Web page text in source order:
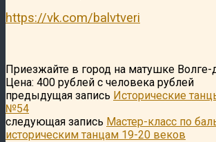
https://vk.com/balvtveri
Приезжайте в город на матушке
Цена: 400 рублей с человека рублей
предыдущая запись Исторические
№54
следующая запись Мастер-класс по
историческим танцам 19-20 веков